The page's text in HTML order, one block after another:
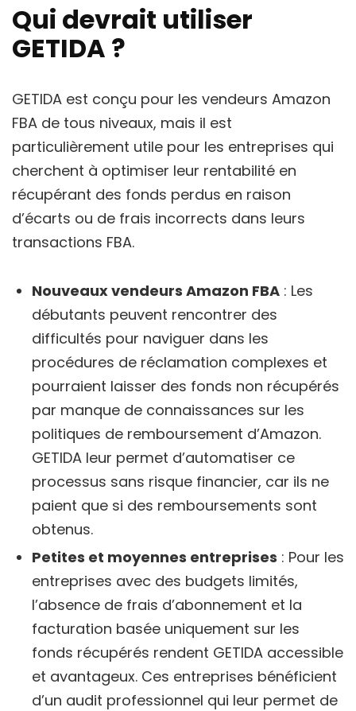
Qui devrait utiliser
GETIDA ?
GETIDA est conçu pour les vendeurs Amazon
FBA de tous niveaux, mais il est
particulièrement utile pour les entreprises qui
cherchent à optimiser leur rentabilité en
récupérant des fonds perdus en raison
d’écarts ou de frais incorrects dans leurs
transactions FBA.
Nouveaux vendeurs Amazon FBA : Les
débutants peuvent rencontrer des
difficultés pour naviguer dans les
procédures de réclamation complexes et
pourraient laisser des fonds non récupérés
par manque de connaissances sur les
politiques de remboursement d’Amazon.
GETIDA leur permet d’automatiser ce
processus sans risque financier, car ils ne
paient que si des remboursements sont
obtenus.
Petites et moyennes entreprises : Pour les
entreprises avec des budgets limités,
l’absence de frais d’abonnement et la
facturation basée uniquement sur les
fonds récupérés rendent GETIDA accessible
et avantageux. Ces entreprises bénéficient
d’un audit professionnel qui leur permet de